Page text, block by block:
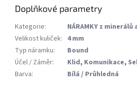
Doplňkové parametry
Kategorie:
NÁRAMKY z
Velikost kuliček: 4 mm
Typ náramku:
Bound
Účel / Záměr: Klid, Komunikace,
Barva: Bílá / Průhledná